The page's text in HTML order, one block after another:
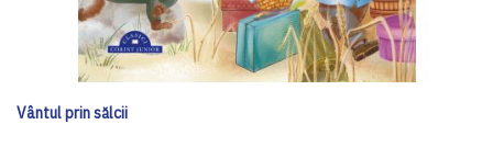
Vântul prin sălcii